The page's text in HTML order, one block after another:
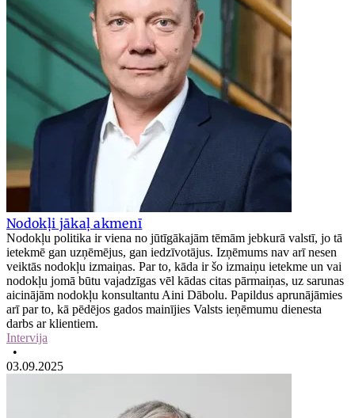
Nodokļi jākaļ akmenī
Nodokļu politika ir viena no jūtīgākajām tēmām jebkurā valstī, jo tā
ietekmē gan uzņēmējus, gan iedzīvotājus. Izņēmums nav arī nesen
veiktās nodokļu izmaiņas. Par to, kāda ir šo izmaiņu ietekme un vai
nodokļu jomā būtu vajadzīgas vēl kādas citas pārmaiņas, uz sarunas
aicinājām nodokļu konsultantu Aini Dābolu. Papildus aprunājāmies
arī par to, kā pēdējos gados mainījies Valsts ieņēmumu dienesta
darbs ar klientiem.
Intervija
•
03.09.2025